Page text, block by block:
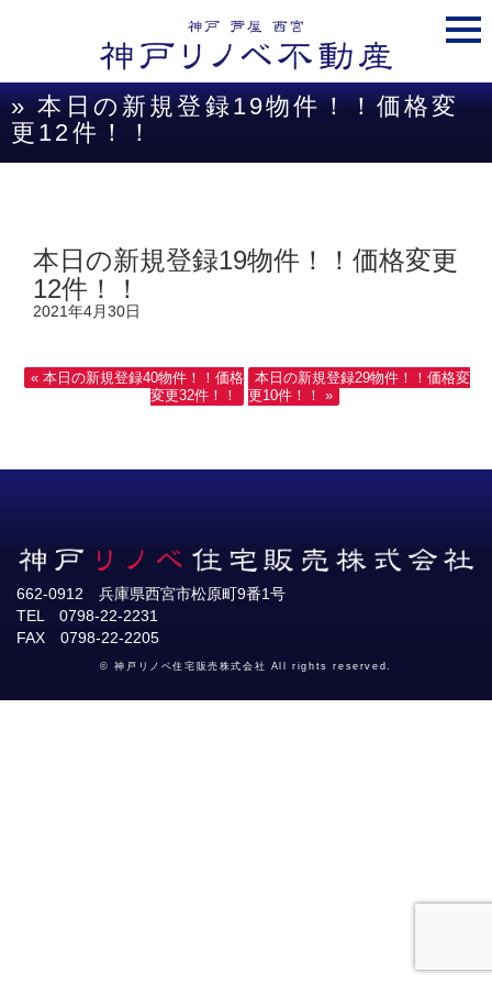
» 本日の新規登録19物件！！価格変
更12件！！
本日の新規登録19物件！！価格変更
12件！！
2021年4月30日
« 本日の新規登録40物件！！価格
変更32件！！
本日の新規登録29物件！！価格変
更10件！！ »
662-0912 兵庫県西宮市松原町9番1号
TEL 0798-22-2231
FAX 0798-22-2205
© 神戸リノベ住宅販売株式会社 All rights reserved.